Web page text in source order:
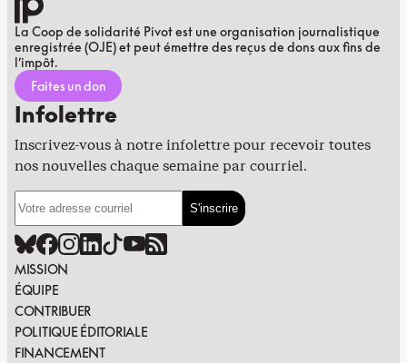
La Coop de solidarité Pivot est une organisation journalistique
enregistrée (OJE) et peut émettre des reçus de dons aux fins de
l’impôt.
Faites un don
Infolettre
Inscrivez-vous à notre infolettre pour recevoir toutes
nos nouvelles chaque semaine par courriel.
MISSION
ÉQUIPE
CONTRIBUER
POLITIQUE ÉDITORIALE
FINANCEMENT